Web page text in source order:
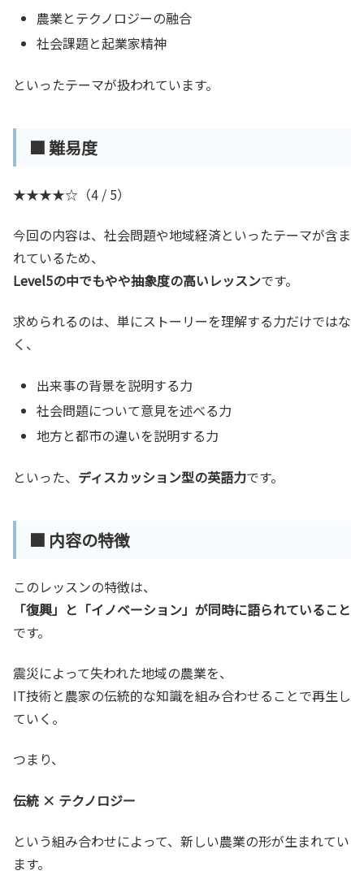
農業とテクノロジーの融合
社会課題と起業家精神
といったテーマが扱われています。
■ 難易度
★★★★☆（4 / 5）
今回の内容は、社会問題や地域経済といったテーマが含ま
れているため、
Level5の中でもやや抽象度の高いレッスンです。
求められるのは、単にストーリーを理解する力だけではな
く、
出来事の背景を説明する力
社会問題について意見を述べる力
地方と都市の違いを説明する力
といった、 ディスカッション型の英語力です。
■ 内容の特徴
このレッスンの特徴は、
「復興」と「イノベーション」が同時に語られていること
です。
震災によって失われた地域の農業を、
IT技術と農家の伝統的な知識を組み合わせることで再生し
ていく。
つまり、
伝統 × テクノロジー
という組み合わせによって、新しい農業の形が生まれてい
ます。